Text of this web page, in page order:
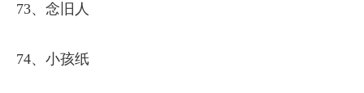
73、念旧人
74、小孩纸